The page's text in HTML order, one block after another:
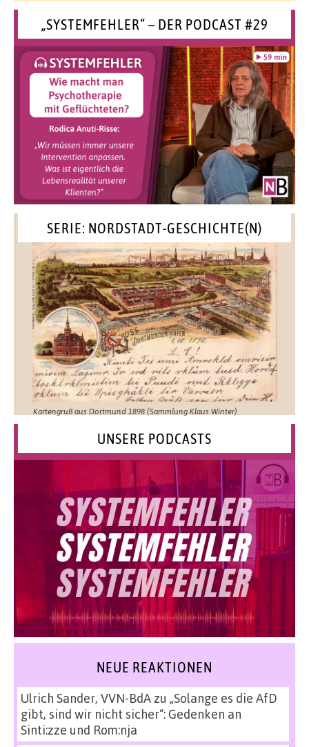
„SYSTEMFEHLER“ – DER PODCAST #29
SERIE: NORDSTADT-GESCHICHTE(N)
Kartengruß aus Dortmund 1898 (Sammlung Klaus Winter)
UNSERE PODCASTS
NEUE REAKTIONEN
Ulrich Sander, VVN-BdAzu „Solange es die AfD
gibt, sind wir nicht sicher“: Gedenken an
Sinti:zze und Rom:nja